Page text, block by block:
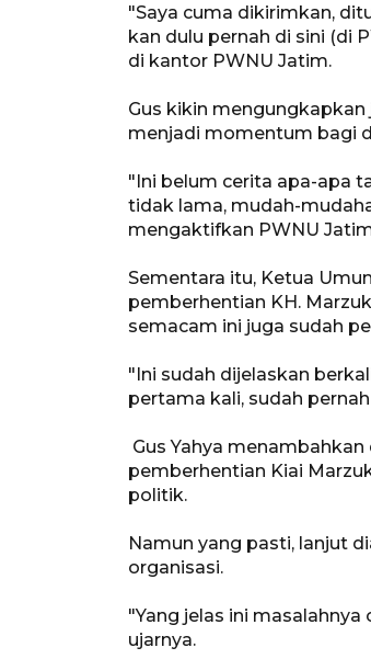
"Saya cuma dikirimkan,
kan dulu pernah di sini (di
di kantor PWNU Jatim.
Gus kikin
menjadi momentum bagi
"Ini belum cerita apa-apa
tidak lama, mudah-
mengaktifkan PWNU
Sementara itu, Ketua
pemberhentian KH.
semacam ini juga sudah
"Ini sudah dijelaskan
pertama kali, sudah
Gus Yahya
pemberhentian Kiai
politik.
Namun yang pasti, lanjut
organisasi.
"Yang jelas ini
ujarnya.